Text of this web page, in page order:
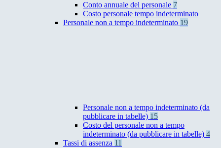
Conto annuale del personale 7
Costo personale tempo indeterminato
Personale non a tempo indeterminato 19
Personale non a tempo indeterminato (da
pubblicare in tabelle) 15
Costo del personale non a tempo
indeterminato (da pubblicare in tabelle) 4
Tassi di assenza 11